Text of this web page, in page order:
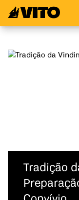
Ir para a página
Tradição